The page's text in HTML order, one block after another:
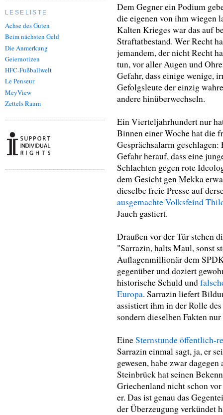
LESELISTE
Achse des Guten
Beim nächsten Geld
Die Anmerkung
Geiernotizen
HFC-Fußballwelt
Le Penseur
MeyView
Zettels Raum
Dem Gegner ein Podium
die eigenen von ihm wiegen
Kalten Krieges war das auf
Straftatbestand. Wer Recht
jemandem, der nicht Recht
tun, vor aller Augen und
Gefahr, dass einige wenige,
Gefolgsleute der einzig
andere hinüberwechseln.
Ein Vierteljahrhundert nur
Binnen einer Woche hat die
Gesprächsalarm
Gefahr herauf, dass eine
Schlachten gegen rote
dem Gesicht gen Mekka
dieselbe freie Presse auf
ausgemachte Volksfeind
Jauch gastiert.
Draußen vor der Tür stehen
"Sarrazin, halts Maul, sonst
Auflagenmillionär dem
gegenüber und doziert
historische Schuld und
Europa. Sarrazin liefert
assistiert ihm in der Rolle
sondern dieselben Fakten
EineSternstunde öffentlich-
Sarrazin einmal sagt, ja, er
gewesen, habe zwar
Steinbrück hat seinen
Griechenland nicht schon
er. Das ist genau das
der Überzeugung verkündet